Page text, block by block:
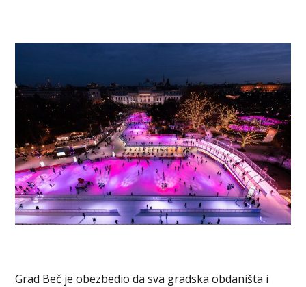
Grad Beč je obezbedio da sva gradska obdaništa i